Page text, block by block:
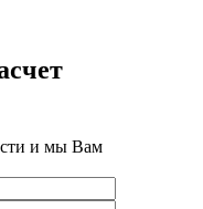
и мы Вам